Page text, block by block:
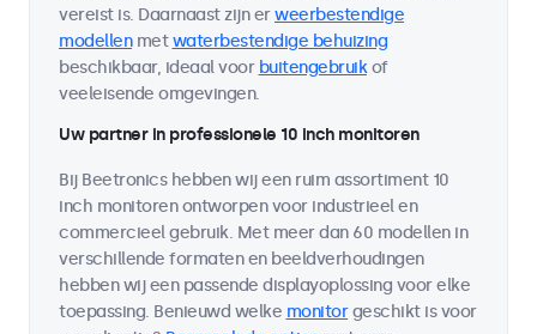
vereist is. Daarnaast zijn erweerbestendige
modellenmetwaterbestendige behuizing
beschikbaar, ideaal voor buitengebruikof
veeleisende omgevingen.
Uw partner in professionele 10 inch monitoren
Bij Beetronics hebben wij een ruim assortiment 10
inch monitoren ontworpen voor industrieel en
commercieel gebruik. Met meer dan 60 modellen in
verschillende formaten en beeldverhoudingen
hebben wij een passende displayoplossing voor elke
toepassing. Benieuwd welke monitorgeschikt is voor